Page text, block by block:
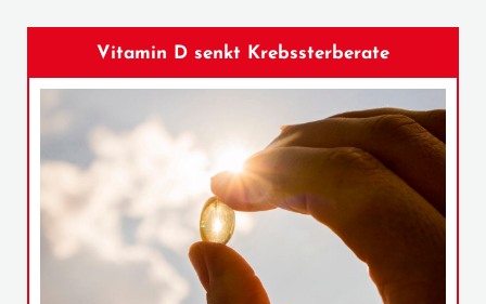
Vitamin D senkt Krebssterberate